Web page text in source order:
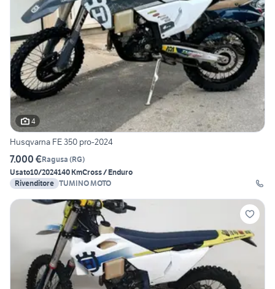
4
Husqvarna FE 350 pro-2024
7.000 €Ragusa (RG)
Usato10/2024140 KmCross / Enduro
Rivenditore TUMINO MOTO